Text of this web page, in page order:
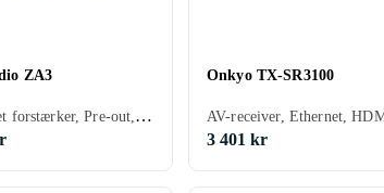
ZA3
Integreret forstærker, Pre-out, Bluetooth
Onkyo TX-SR3100
3 401 kr